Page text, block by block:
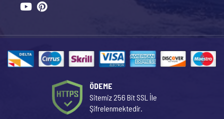
ÖDEME
Sitemiz 256 Bit SSL İle
Şifrelenmektedir.